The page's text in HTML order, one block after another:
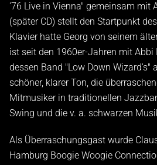
'76 Live in Vienna" gemeinsam mit
(später CD) stellt den Startpunkt
Klavier hatte Georg von seinem
ist seit den 1960er-Jahren mit
dessen Band "Low Down Wizard's"
schöner, klarer Ton, die
Mitmusiker in traditionellen
Swing und die v. a. schwarzen
Als Überraschungsgast wurde
Hamburg Boogie Woogie